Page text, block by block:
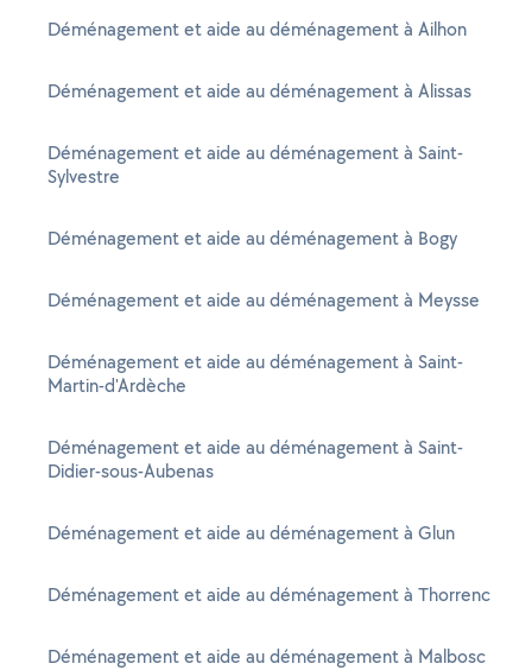
Déménagement et aide au déménagement à Ailhon
Déménagement et aide au déménagement à Alissas
Déménagement et aide au déménagement à Saint-
Sylvestre
Déménagement et aide au déménagement à Bogy
Déménagement et aide au déménagement à Meysse
Déménagement et aide au déménagement à Saint-
Martin-d'Ardèche
Déménagement et aide au déménagement à Saint-
Didier-sous-Aubenas
Déménagement et aide au déménagement à Glun
Déménagement et aide au déménagement à Thorrenc
Déménagement et aide au déménagement à Malbosc